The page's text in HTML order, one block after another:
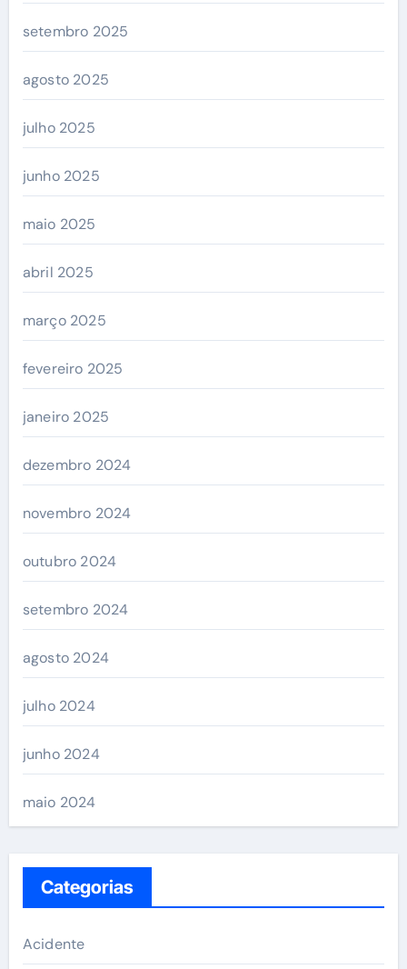
setembro 2025
agosto 2025
julho 2025
junho 2025
maio 2025
abril 2025
março 2025
fevereiro 2025
janeiro 2025
dezembro 2024
novembro 2024
outubro 2024
setembro 2024
agosto 2024
julho 2024
junho 2024
maio 2024
Categorias
Acidente